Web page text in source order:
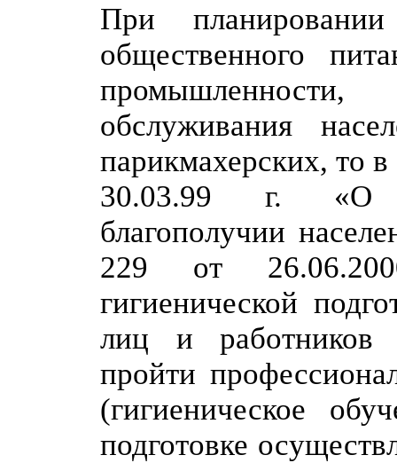
При
общественного
обслуживания
парикмахерских, то
30.03.99 г. «О
благополучии
229 от
гигиенической
лиц и работников
пройти
(гигиеническое
подготовке